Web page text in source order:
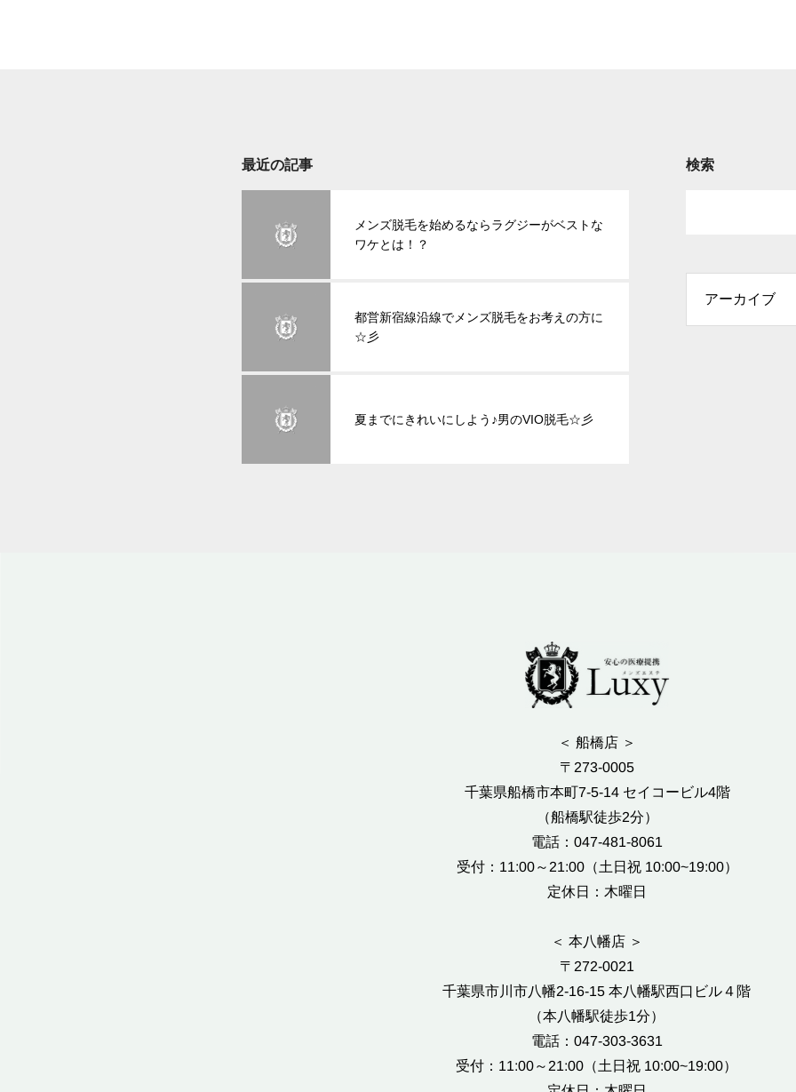
最近の記事
メンズ脱毛を始めるならラグジーがベストな
ワケとは！？
都営新宿線沿線でメンズ脱毛をお考えの方に
☆彡
夏までにきれいにしよう♪男のVIO脱毛☆彡
検索
＜ 船橋店 ＞
〒273-0005
千葉県船橋市本町7-5-14 セイコービル4階
（船橋駅徒歩2分）
電話：047-481-8061
受付：11:00～21:00（土日祝 10:00~19:00）
定休日：木曜日
＜ 本八幡店 ＞
〒272-0021
千葉県市川市八幡2-16-15 本八幡駅西口ビル４階
（本八幡駅徒歩1分）
電話：047-303-3631
受付：11:00～21:00（土日祝 10:00~19:00）